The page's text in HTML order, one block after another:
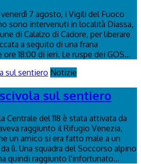
7 agosto, i Vigili del Fuoco
sono intervenuti in località Diassa,
di Calalzo di Cadore, per liberare
a seguito di una frana
18:00 di ieri. Le ruspe dei GOS...
Notizie
sul sentiero
Centrale del 118 è stata attivata da
raggiunto il Rifugio Venezia,
un amico si era fatto male a un
lì. Una squadra del Soccorso alpino
quindi raggiunto l'infortunato...